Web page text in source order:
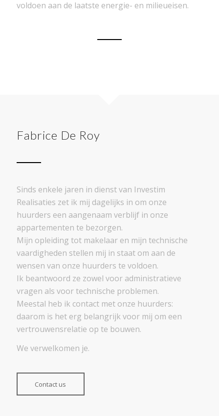
voldoen aan de laatste energie- en milieueisen.
Fabrice De Roy
Sinds enkele jaren in dienst van Investim
Realisaties zet ik mij dagelijks in om onze
huurders een aangenaam verblijf in onze
appartementen te bezorgen.
Mijn opleiding tot makelaar en mijn technische
vaardigheden stellen mij in staat om aan de
wensen van onze huurders te voldoen.
Ik beantwoord ze zowel voor administratieve
vragen als voor technische problemen.
Meestal heb ik contact met onze huurders:
daarom is het erg belangrijk voor mij om een ​​
vertrouwensrelatie op te bouwen.
We verwelkomen je.
Contact us